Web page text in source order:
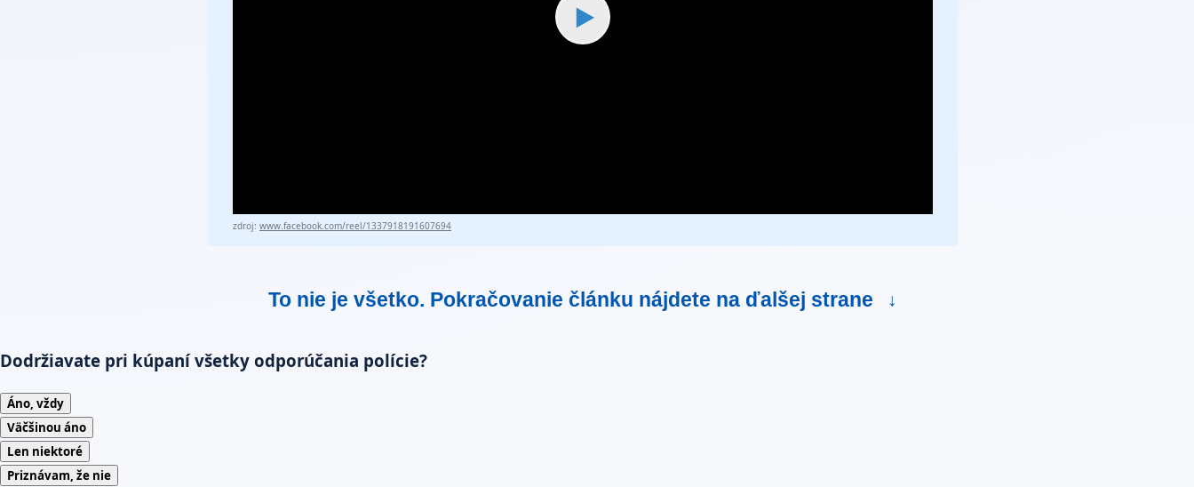
▶
zdroj: www.facebook.com/reel/1337918191607694
To nie je všetko. Pokračovanie článku nájdete na ďalšej strane ↓
Dodržiavate pri kúpaní všetky odporúčania polície?
Áno, vždy
Väčšinou áno
Len niektoré
Priznávam, že nie